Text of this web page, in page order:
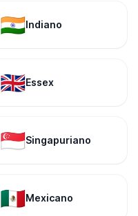
🇮🇳Indiano
🇬🇧Essex
🇸🇬Singapuriano
🇲🇽Mexicano